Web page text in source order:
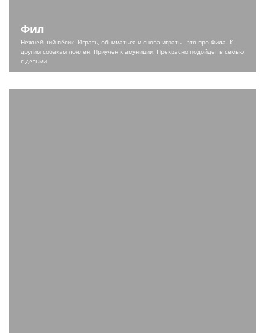
Фил
Нежнейший пёсик. Играть, обниматься и снова играть - это про Фила. К
другим собакам лоялен. Приучен к амуниции. Прекрасно подойдёт в семью
с детьми